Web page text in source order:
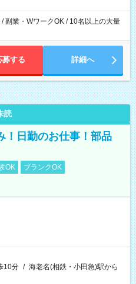
副業・WワークOK / 10名以上の大量
募する 詳細へ
読
！日勤のお仕事！部品
OK
ブランクOK
10分 / 海老名(相鉄・小田急)駅から